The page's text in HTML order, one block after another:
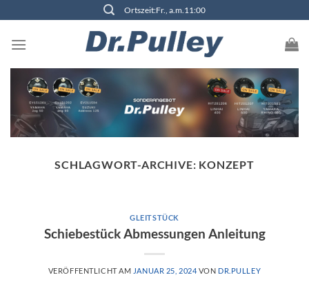
springen
Ortszeit:Fr., a.m.11:00
SCHLAGWORT-ARCHIVE: KONZEPT
GLEITSTÜCK
Schiebestück Abmessungen Anleitung
VERÖFFENTLICHT AM JANUAR 25, 2024 VON DR.PULLEY